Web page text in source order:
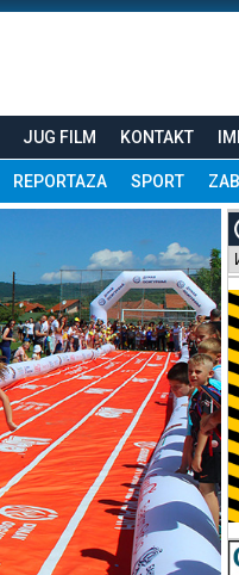
JUG FILM KONTAKT
REPORTAZA SPORT